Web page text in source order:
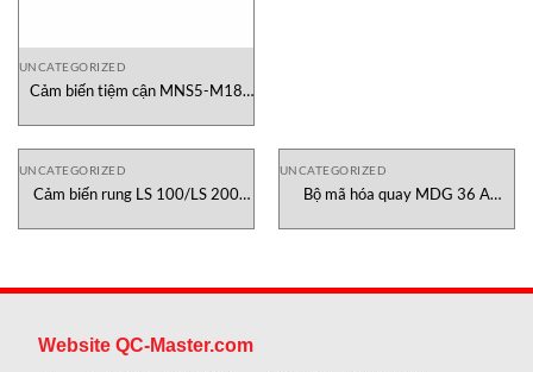
UNCATEGORIZED
Cảm biến tiệm cận MNS5-M18
UNCATEGORIZED
Cảm biến rung LS 100/LS 200
UNCATEGORIZED
Bộ mã hóa quay MDG 36 A
Website QC-Master.com